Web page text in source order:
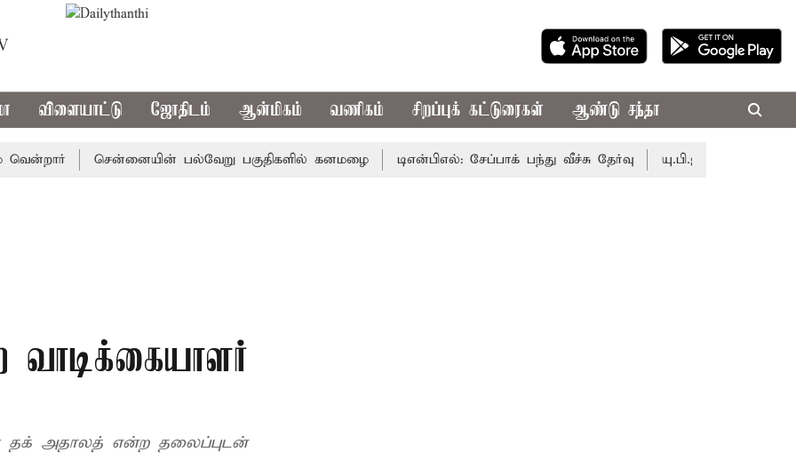
விளையாட்டு ஜோதிடம் ஆன்மிகம் வணிகம் சிறப்புக் கட்டுரைகள் ஆண்டு சந்தா
சென்னையின் பல்வேறு பகுதிகளில் கனமழை டிஎன்பிஎல்: சேப்பாக் பந்து வீச்சு தேர்வு யு.பி.ஐ. பரிவர்த்தனைக்கு
தக் அதாலத் என்ற தலைப்புடன்